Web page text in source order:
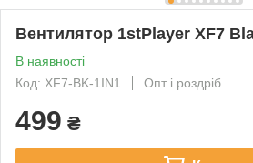
Вентилятор 1stPlayer XF7
В наявності
Код: XF7-BK-1IN1
Опт і роздріб
499 ₴